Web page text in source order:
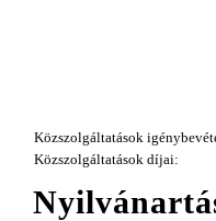
Közszolgáltatások
Közszolgáltatások díjai: